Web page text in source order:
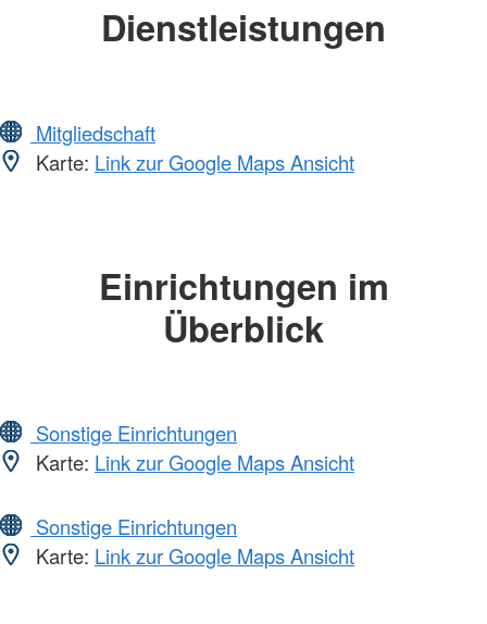
Dienstleistungen
Mitgliedschaft
Karte: Link zur Google Maps Ansicht
Einrichtungen im
Überblick
Sonstige Einrichtungen
Karte: Link zur Google Maps Ansicht
Sonstige Einrichtungen
Karte: Link zur Google Maps Ansicht